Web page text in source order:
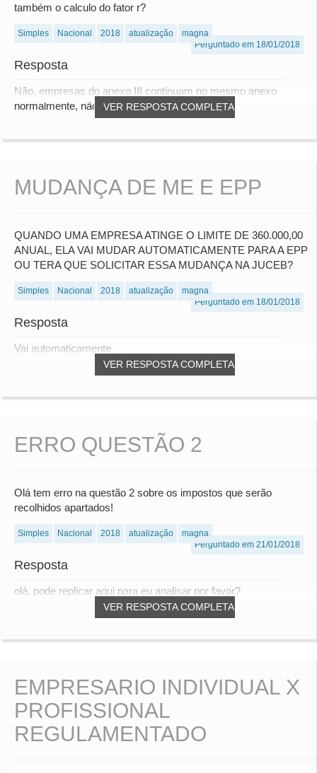
também o calculo do fator r?
Simples Nacional 2018 atualização
magna
Perguntado em 18/01/2018
Resposta
VER RESPOSTA COMPLETA
Não, empresas do anexo III continuam no mesmo anexo
normalmente, não estão sujeitas ao fator "r"
MUDANÇA DE ME E EPP
QUANDO UMA EMPRESA ATINGE O LIMITE DE 360.000,00
ANUAL, ELA VAI MUDAR AUTOMATICAMENTE PARA A EPP
OU TERA QUE SOLICITAR ESSA MUDANÇA NA JUCEB?
Simples Nacional 2018 atualização
magna
Perguntado em 18/01/2018
Resposta
VER RESPOSTA COMPLETA
Vai automaticamente
ERRO QUESTÃO 2
Olá tem erro na questão 2 sobre os impostos que serão
recolhidos apartados!
Simples Nacional 2018 atualização
magna
Perguntado em 21/01/2018
Resposta
VER RESPOSTA COMPLETA
olá, pode replicar aqui para eu analisar por favor?
EMPRESARIO INDIVIDUAL X
PROFISSIONAL
REGULAMENTADO